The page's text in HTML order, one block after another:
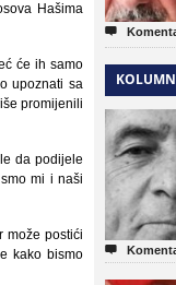
Hašima
će ih samo
upoznati sa
promijenili
da podijele
mi i naši
može postići
kako bismo

